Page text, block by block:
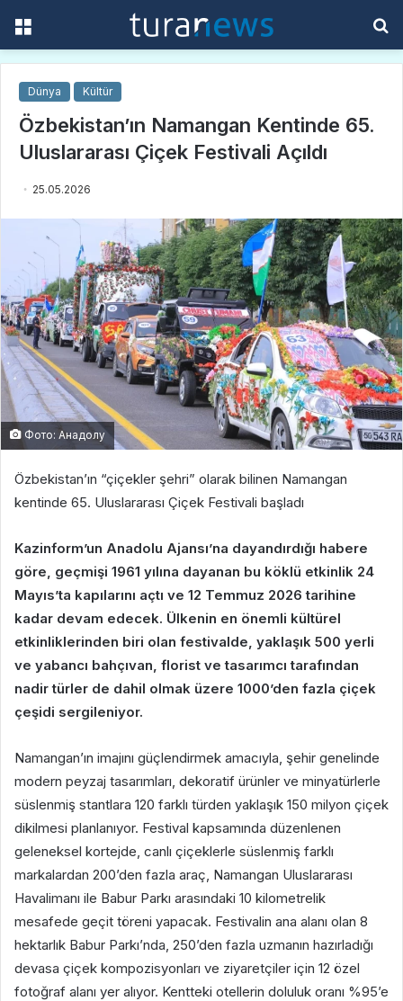
Dünya Kültür
Özbekistan’ın Namangan Kentinde 65.
Uluslararası Çiçek Festivali Açıldı
25.05.2026
Фото: Анадолу
Özbekistan’ın “çiçekler şehri” olarak bilinen Namangan
kentinde 65. Uluslararası Çiçek Festivali başladı
Kazinform’un Anadolu Ajansı’na dayandırdığı habere
göre, geçmişi 1961 yılına dayanan bu köklü etkinlik 24
Mayıs’ta kapılarını açtı ve 12 Temmuz 2026 tarihine
kadar devam edecek. Ülkenin en önemli kültürel
etkinliklerinden biri olan festivalde, yaklaşık 500 yerli
ve yabancı bahçıvan, florist ve tasarımcı tarafından
nadir türler de dahil olmak üzere 1000’den fazla çiçek
çeşidi sergileniyor.
Namangan’ın imajını güçlendirmek amacıyla, şehir genelinde
modern peyzaj tasarımları, dekoratif ürünler ve minyatürlerle
süslenmiş stantlara 120 farklı türden yaklaşık 150 milyon çiçek
dikilmesi planlanıyor. Festival kapsamında düzenlenen
geleneksel kortejde, canlı çiçeklerle süslenmiş farklı
markalardan 200’den fazla araç, Namangan Uluslararası
Havalimanı ile Babur Parkı arasındaki 10 kilometrelik
mesafede geçit töreni yapacak. Festivalin ana alanı olan 8
hektarlık Babur Parkı’nda, 250’den fazla uzmanın hazırladığı
devasa çiçek kompozisyonları ve ziyaretçiler için 12 özel
fotoğraf alanı yer alıyor. Kentteki otellerin doluluk oranı %95’e